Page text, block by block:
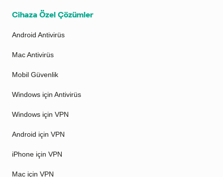
Cihaza Özel Çözümler
Android Antivirüs
Mac Antivirüs
Mobil Güvenlik
Windows için Antivirüs
Windows için VPN
Android için VPN
iPhone için VPN
Mac için VPN